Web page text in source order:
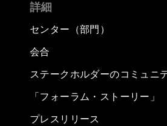
詳細
センター（部門）
会合
ステークホルダーのコミュニ
「フォーラム・ストーリー」
プレスリリース